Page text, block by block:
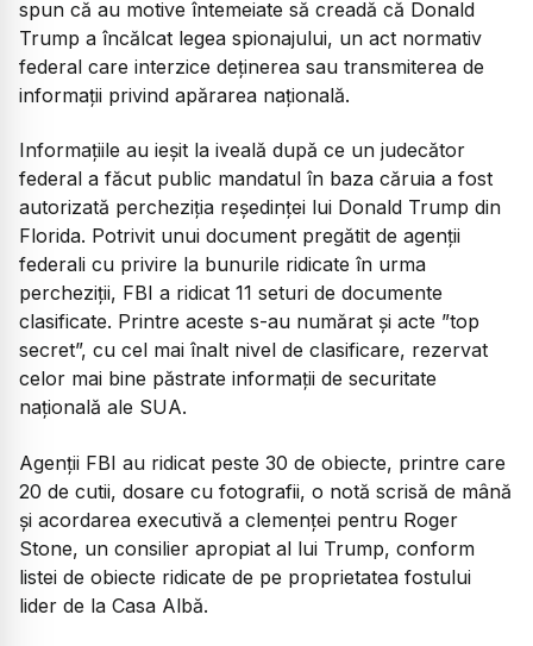
spun că au motive întemeiate să creadă că Donald
Trump a încălcat legea spionajului, un act normativ
federal care interzice deținerea sau transmiterea de
informații privind apărarea națională.
Informațiile au ieșit la iveală după ce un judecător
federal a făcut public mandatul în baza căruia a fost
autorizată percheziția reședinței lui Donald Trump din
Florida. Potrivit unui document pregătit de agenții
federali cu privire la bunurile ridicate în urma
percheziții, FBI a ridicat 11 seturi de documente
clasificate. Printre aceste s-au numărat și acte ”top
secret”, cu cel mai înalt nivel de clasificare, rezervat
celor mai bine păstrate informații de securitate
națională ale SUA.
Agenții FBI au ridicat peste 30 de obiecte, printre care
20 de cutii, dosare cu fotografii, o notă scrisă de mână
și acordarea executivă a clemenței pentru Roger
Stone, un consilier apropiat al lui Trump, conform
listei de obiecte ridicate de pe proprietatea fostului
lider de la Casa Albă.